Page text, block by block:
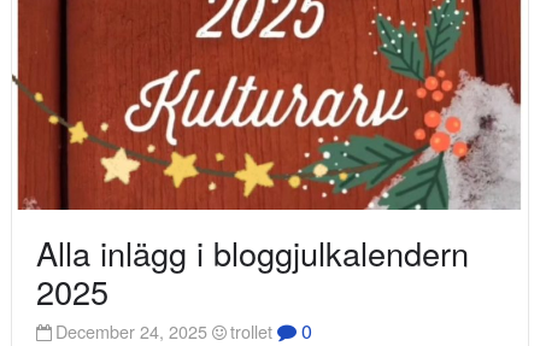
Alla inlägg i bloggjulkalendern
2025
December 24, 2025 trollet 0